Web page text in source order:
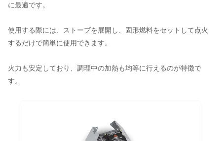
に最適です。
使用する際には、ストーブを展開し、固形燃料をセットして点火
するだけで簡単に使用できます。
火力も安定しており、調理中の加熱も均等に行えるのが特徴で
す。